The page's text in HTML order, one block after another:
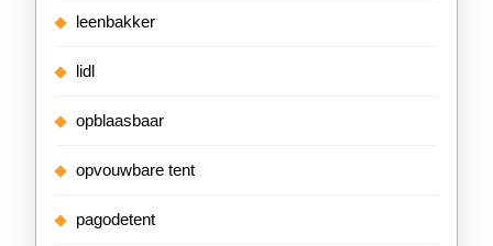
leenbakker
lidl
opblaasbaar
opvouwbare tent
pagodetent